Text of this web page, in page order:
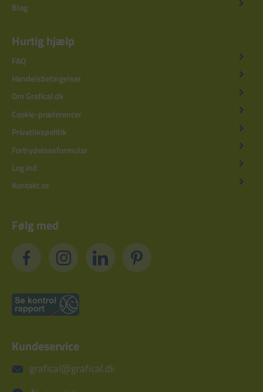
Blog
Hurtig hjælp
FAQ
Handelsbetingelser
Om Grafical.dk
Cookie-præferencer
Privatlivspolitik
Fortrydelsesformular
Log ind
Kontakt os
Følg med
Kundeservice
grafical@grafical.dk